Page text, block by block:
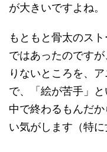
が大きいですよね。
もともと骨太のス
ではあったのです
りないところを、
で、「絵が苦手」
中で終わるもんだ
い気がします（特に